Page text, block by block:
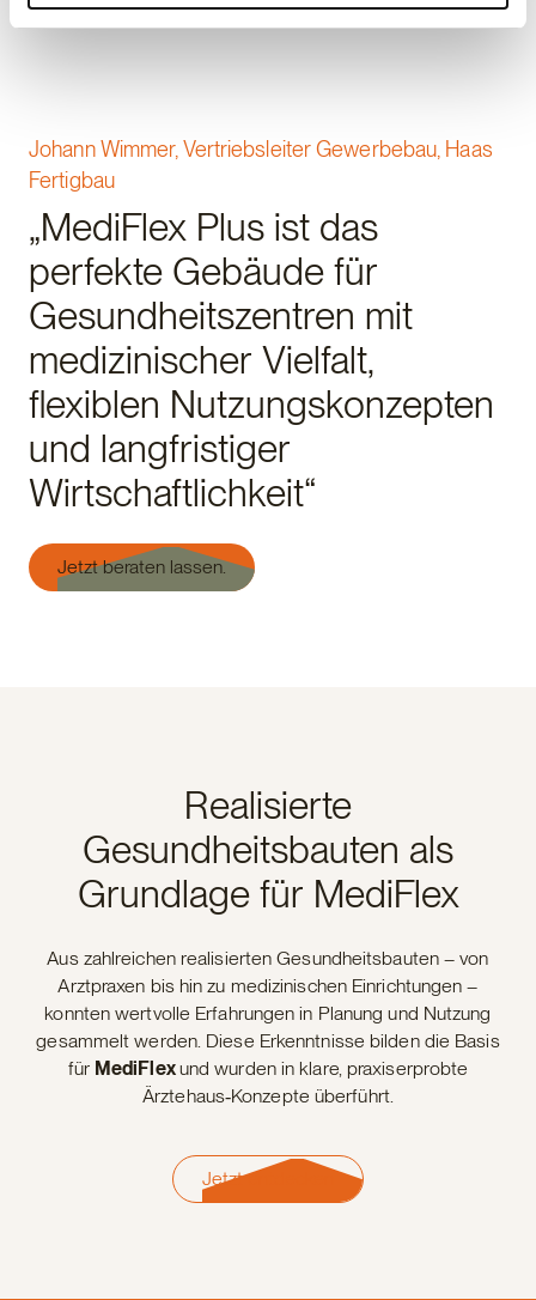
Johann Wimmer, Vertriebsleiter Gewerbebau, Haas
Fertigbau
„MediFlex Plus ist das
perfekte Gebäude für
Gesundheitszentren mit
medizinischer Vielfalt,
flexiblen Nutzungskonzepten
und langfristiger
Wirtschaftlichkeit“
Jetzt beraten lassen.
Realisierte
Gesundheitsbauten als
Grundlage für MediFlex
Aus zahlreichen realisierten Gesundheitsbauten – von
Arztpraxen bis hin zu medizinischen Einrichtungen –
konnten wertvolle Erfahrungen in Planung und Nutzung
gesammelt werden. Diese Erkenntnisse bilden die Basis
für MediFlexund wurden in klare, praxiserprobte
Ärztehaus‑Konzepte überführt.
Jetzt entdecken